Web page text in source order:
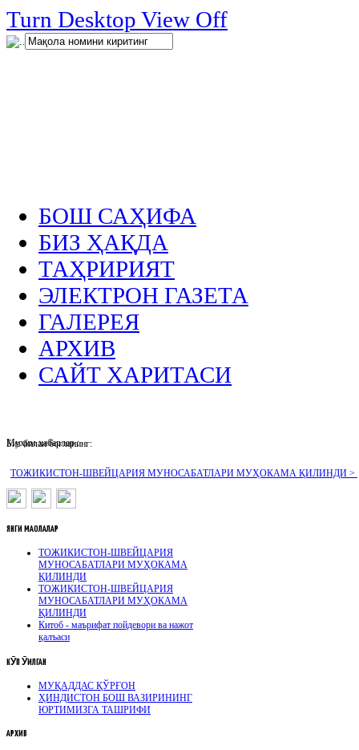
Turn Desktop View Off
.
БОШ САҲИФА
БИЗ ҲАҚДА
ТАҲРИРИЯТ
ЭЛЕКТРОН ГАЗЕТА
ГАЛЕРЕЯ
АРХИВ
САЙТ ХАРИТАСИ
Муҳим хабарлар :
ТОЖИКИСТОН-ШВЕЙЦАРИЯ МУНОСАБАТЛАРИ МУҲОКАМА ҚИЛИНДИ >
Биз билан боғланинг:
ЯНГИ МАҚОЛАЛАР
ТОЖИКИСТОН-ШВЕЙЦАРИЯ
МУНОСАБАТЛАРИ МУҲОКАМА
ҚИЛИНДИ
ТОЖИКИСТОН-ШВЕЙЦАРИЯ
МУНОСАБАТЛАРИ МУҲОКАМА
ҚИЛИНДИ
Китоб - маърифат пойдевори ва нажот
қалъаси
КӮП ӮҚИЛГАН
МУҚАДДАС ҚЎРҒОН
ҲИНДИСТОН БОШ ВАЗИРИНИНГ
ЮРТИМИЗГА ТАШРИФИ
АРХИВ